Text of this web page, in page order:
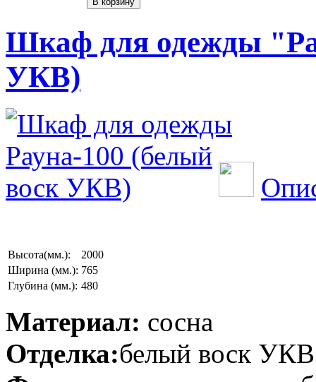
Шкаф для одежды
УКВ)
Высота(мм.):
2000
Ширина (мм.): 765
Глубина (мм.): 480
Материал: сосна
Отделка:белый воск УКВ